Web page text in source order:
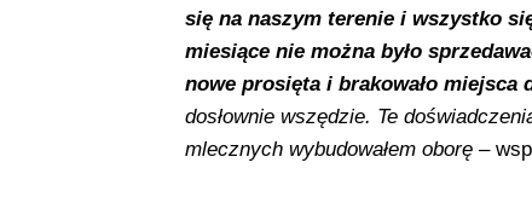
się na naszym terenie i wszystko
miesiące nie można było
nowe prosięta i brakowało miejsca
dosłownie wszędzie. Te
mlecznych wybudowałem oborę–